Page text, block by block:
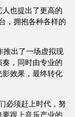
也提出了更高的
，拥抱各种各样的
推出了一场虚拟现
，同时由专业的
效果，最终转化
必须赶上时代，努
跟上音乐产业的